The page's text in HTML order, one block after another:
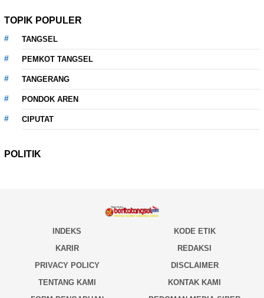
TOPIK POPULER
TANGSEL
PEMKOT TANGSEL
TANGERANG
PONDOK AREN
CIPUTAT
POLITIK
INDEKS
KODE ETIK
KARIR
REDAKSI
PRIVACY POLICY
DISCLAIMER
TENTANG KAMI
KONTAK KAMI